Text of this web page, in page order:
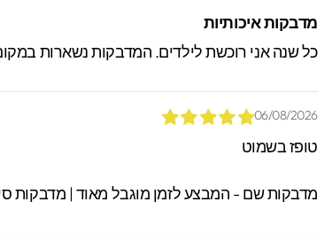
מדבקות איכותיות
כל שנה אני רוכשת לילדים. המדבקות נשארות
06/08/2026
טופז בשמוט
מדבקות שם - המבצע לזמן מוגבל מאוד | מדבקות